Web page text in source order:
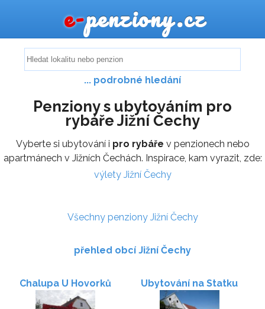
e-penziony.cz
... podrobné hledání
Penziony s ubytováním pro
rybáře Jižní Čechy
Vyberte si ubytování i pro rybáře v penzionech nebo
apartmánech v Jižních Čechách. Inspirace, kam vyrazit, zde:
výlety Jižní Čechy
Všechny penziony Jižní Čechy
přehled obcí Jižní Čechy
Chalupa U Hovorků Ubytování na Statku